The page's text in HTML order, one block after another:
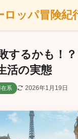
ロッパ冒険紀
するかも！
活の実態
系 2026年1月19日